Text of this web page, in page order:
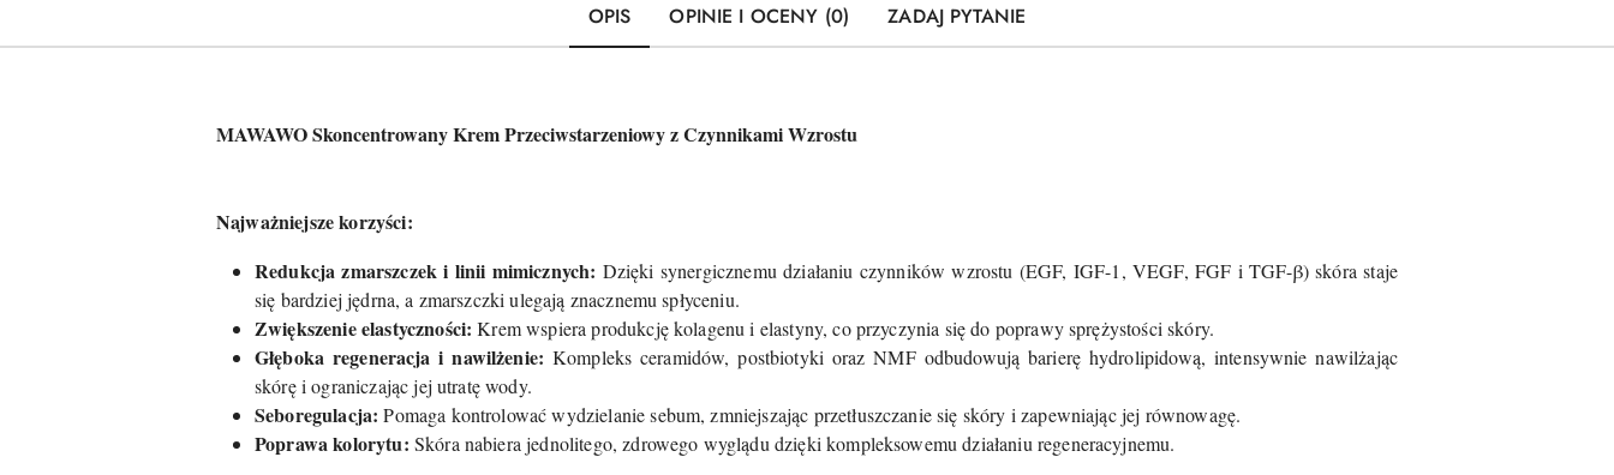
OPIS OPINIE I OCENY (0) ZADAJ PYTANIE
MAWAWO Skoncentrowany Krem Przeciwstarzeniowy z Czynnikami Wzrostu
Najważniejsze korzyści:
Redukcja zmarszczek i linii mimicznych: Dzięki synergicznemu działaniu czynników wzrostu (EGF, IGF-1, VEGF, FGF i TGF-β) skóra staje
się bardziej jędrna, a zmarszczki ulegają znacznemu spłyceniu.
Zwiększenie elastyczności: Krem wspiera produkcję kolagenu i elastyny, co przyczynia się do poprawy sprężystości skóry.
Głęboka regeneracja i nawilżenie: Kompleks ceramidów, postbiotyki oraz NMF odbudowują barierę hydrolipidową, intensywnie nawilżając
skórę i ograniczając jej utratę wody.
Seboregulacja: Pomaga kontrolować wydzielanie sebum, zmniejszając przetłuszczanie się skóry i zapewniając jej równowagę.
Poprawa kolorytu: Skóra nabiera jednolitego, zdrowego wyglądu dzięki kompleksowemu działaniu regeneracyjnemu.